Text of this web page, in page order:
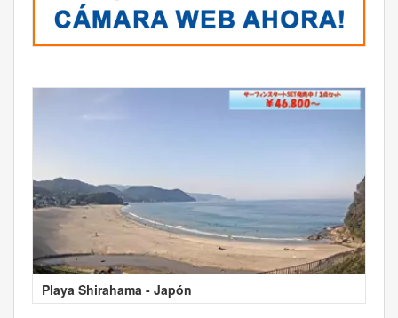
Playa Shirahama - Japón